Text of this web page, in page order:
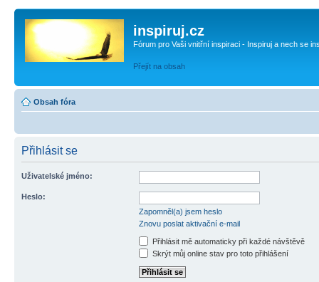
inspiruj.cz
Fórum pro Vaši vnitřní inspiraci - Inspiruj a nech se
Přejít na obsah
Obsah fóra
Přihlásit se
Uživatelské jméno:
Heslo:
Zapomněl(a) jsem heslo
Znovu poslat aktivační e-mail
Přihlásit mě automaticky při každé návštěvě
Skrýt můj online stav pro toto přihlášení